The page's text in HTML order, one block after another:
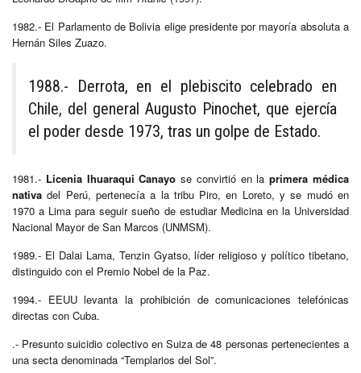
1982.- El Parlamento de Bolivia elige presidente por mayoría absoluta a
Hernán Siles Zuazo.
1988.- Derrota, en el plebiscito celebrado en
Chile, del general Augusto Pinochet, que ejercía
el poder desde 1973, tras un golpe de Estado.
1981.- Licenia Ihuaraqui Canayo se convirtió en laprimera médica
nativa del Perú, pertenecía a la tribu Piro, en Loreto, y se mudó en
1970 a Lima para seguir sueño de estudiar Medicina en la Universidad
Nacional Mayor de San Marcos (UNMSM).
1989.- El Dalai Lama, Tenzin Gyatso, líder religioso y político tibetano,
distinguido con el Premio Nobel de la Paz.
1994.- EEUU levanta la prohibición de comunicaciones telefónicas
directas con Cuba.
.- Presunto suicidio colectivo en Suiza de 48 personas pertenecientes a
una secta denominada “Templarios del Sol”.